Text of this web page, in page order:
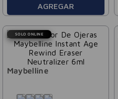
AGREGAR
SOLO ONLINE
Maybelline